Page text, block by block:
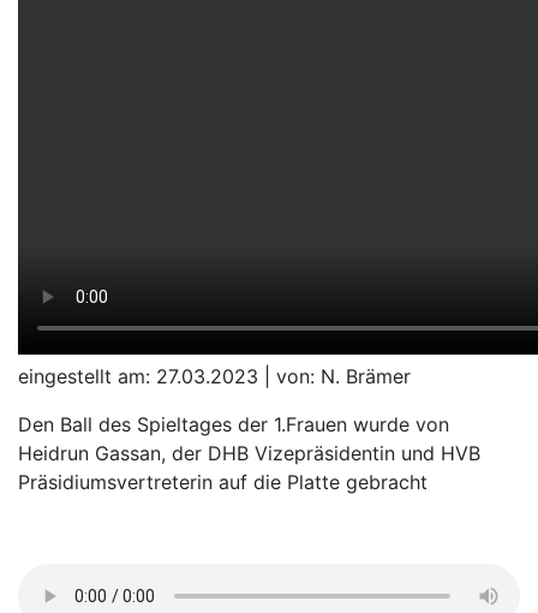
eingestellt am: 27.03.2023 | von: N. Brämer
Den Ball des Spieltages der 1.Frauen wurde von
Heidrun Gassan, der DHB Vizepräsidentin und HVB
Präsidiumsvertreterin auf die Platte gebracht